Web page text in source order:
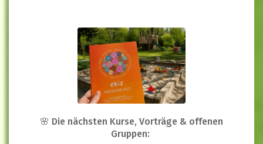
🌸 Die nächsten Kurse, Vorträge & offenen
Gruppen: